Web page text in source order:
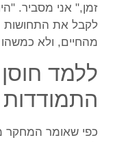
זמן," אני מסביר.
לקבל את התחושות
מהחיים, ולא
ללמד
התמודדות
כפי שאומר המחקר